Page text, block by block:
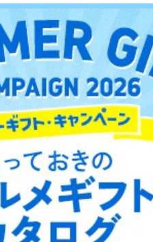
を同封してください。
のをご用意下さい。）
の写し
個人情報の開示請求につ
手数料、郵送料が必要で
形110円、書留480円、本
場合の費用です。国外へ
負担いただきます。
料分の郵便定額小為替を
FOR ANDROID
こちら
内
採用情報
お問い合わせ
法に基づく表示
出版社の皆様へ
サイトマップ